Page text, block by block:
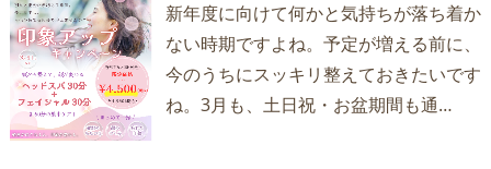
新年度に向けて何かと気持ちが落ち着か
ない時期ですよね。予定が増える前に、
今のうちにスッキリ整えておきたいです
ね。3月も、土日祝・お盆期間も通…